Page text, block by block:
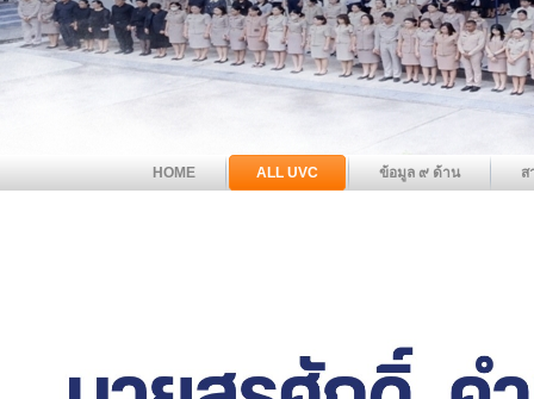
HOME ALL UVC ข้อมูล ๙ ด้าน ส